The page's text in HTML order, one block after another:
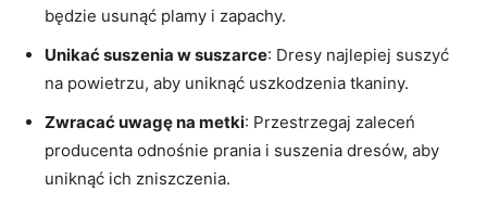
będzie‌ usunąć plamy i zapachy.
Unikać‌ suszenia w suszarce: ⁣Dresy najlepiej suszyć
na powietrzu, aby uniknąć uszkodzenia tkaniny.
Zwracać uwagę na metki: Przestrzegaj zaleceń​
producenta odnośnie prania i‌ suszenia dresów, ​aby
uniknąć ich zniszczenia.